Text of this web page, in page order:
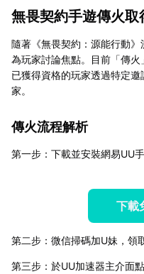
無畏契約手遊傳火
隨著《無畏契約：源能行動
為玩家討論焦點。目前「傳
已獲得資格的玩家透過特定
家。
傳火流程解析
第一步：下載並安裝網易UU手
下載
第二步：微信掃碼加U妹，領
第三步：於UU加速器主介面